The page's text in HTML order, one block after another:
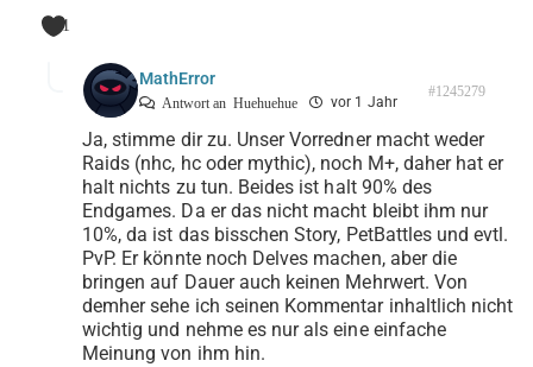
1
MathError
Antwort an Huehuehue vor 1 Jahr
#1245279
Ja, stimme dir zu. Unser Vorredner macht weder
Raids (nhc, hc oder mythic), noch M+, daher hat er
halt nichts zu tun. Beides ist halt 90% des
Endgames. Da er das nicht macht bleibt ihm nur
10%, da ist das bisschen Story, PetBattles und evtl.
PvP. Er könnte noch Delves machen, aber die
bringen auf Dauer auch keinen Mehrwert. Von
demher sehe ich seinen Kommentar inhaltlich nicht
wichtig und nehme es nur als eine einfache
Meinung von ihm hin.